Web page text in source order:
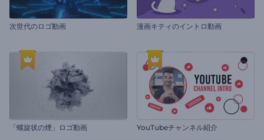
次世代のロゴ動画 漫画キティのイントロ動画
「螺旋状の煙」ロゴ動画 YouTubeチャンネル紹介